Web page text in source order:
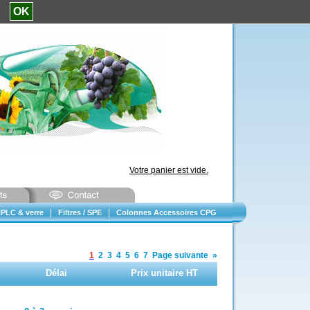
Votre panier est vide.
& verre Filtres / SPE Colonnes Accessoires CPG
1 2 3 4 5 6 7 Page suivante »
Délai Prix unitaire HT
OK